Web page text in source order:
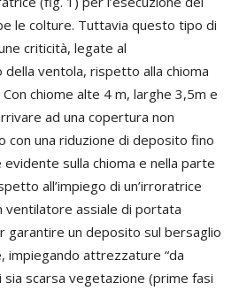
le colture. Tuttavia questo tipo di
criticità, legate al
ventola, rispetto alla chioma
chiome alte 4 m, larghe 3,5m e
ad una copertura non
con una riduzione di deposito fino
sulla chioma e nella parte
all’impiego di un’irroratrice
assiale di portata
garantire un deposito sul bersaglio
impiegando attrezzature “da
sia scarsa vegetazione (prime fasi